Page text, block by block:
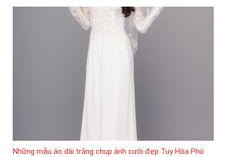
Những mẫu áo dài trắng chụp ảnh cưới đẹp Tuy Hòa Phú